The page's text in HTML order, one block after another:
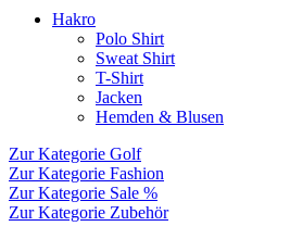
Hakro
Polo Shirt
Sweat Shirt
T-Shirt
Jacken
Hemden & Blusen
Zur Kategorie Golf
Zur Kategorie Fashion
Zur Kategorie Sale %
Zur Kategorie Zubehör